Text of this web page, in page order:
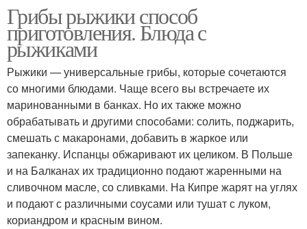
Грибы рыжики способ
приготовления. Блюда с
рыжиками
Рыжики — универсальные грибы, которые сочетаются
со многими блюдами. Чаще всего вы встречаете их
маринованными в банках. Но их также можно
обрабатывать и другими способами: солить, поджарить,
смешать с макаронами, добавить в жаркое или
запеканку. Испанцы обжаривают их целиком. В Польше
и на Балканах их традиционно подают жаренными на
сливочном масле, со сливками. На Кипре жарят на углях
и подают с различными соусами или тушат с луком,
кориандром и красным вином.